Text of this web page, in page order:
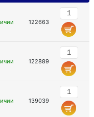
122663
122889
139039